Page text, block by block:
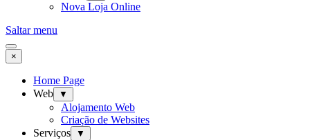
Nova Loja Online
Saltar menu
×
Home Page
Web
▼
Alojamento Web
Criação de Websites
Serviços
▼